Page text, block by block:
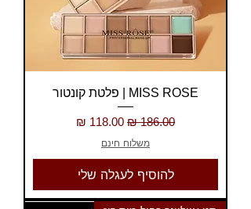
MISS ROSE | פלטת קונטור
מחיר רגיל מחיר מבצע
משלוח חינם
להוסיף לעגלה שלי